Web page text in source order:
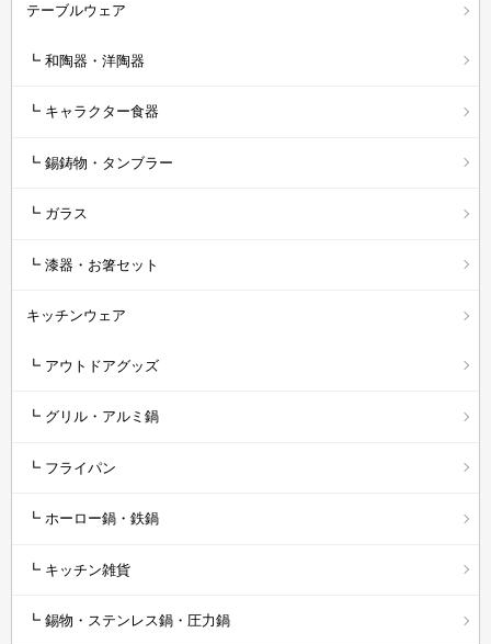
テーブルウェア
┗ 和陶器・洋陶器
┗ キャラクター食器
┗ 錫鋳物・タンブラー
┗ ガラス
┗ 漆器・お箸セット
キッチンウェア
┗ アウトドアグッズ
┗ グリル・アルミ鍋
┗ フライパン
┗ ホーロー鍋・鉄鍋
┗ キッチン雑貨
┗ 錫物・ステンレス鍋・圧力鍋